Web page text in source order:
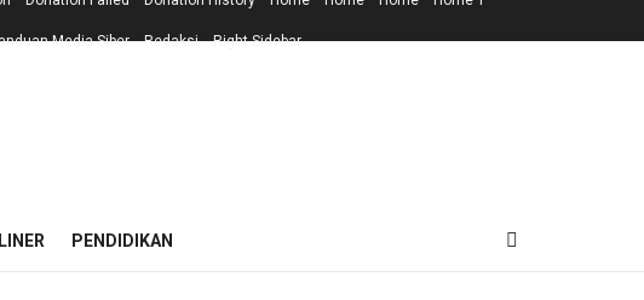
Media Siber Redaksi Right Sidebar
PENDIDIKAN